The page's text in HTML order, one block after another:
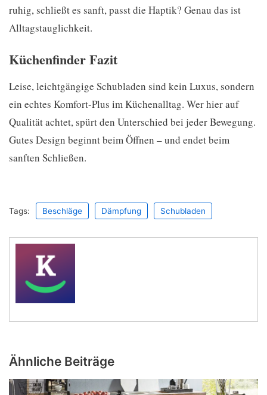
ruhig, schließt es sanft, passt die Haptik? Genau das ist
Alltagstauglichkeit.
Küchenfinder Fazit
Leise, leichtgängige Schubladen sind kein Luxus, sondern
ein echtes Komfort-Plus im Küchenalltag. Wer hier auf
Qualität achtet, spürt den Unterschied bei jeder Bewegung.
Gutes Design beginnt beim Öffnen – und endet beim
sanften Schließen.
Tags: Beschläge Dämpfung Schubladen
Ähnliche Beiträge